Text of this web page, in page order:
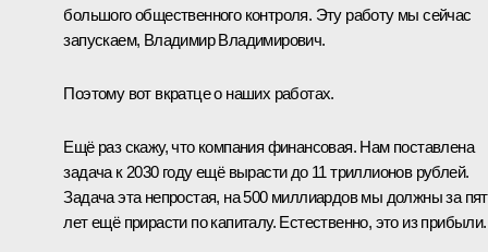
большого общественного контроля. Эту работу мы сейчас
запускаем, Владимир Владимирович.
Поэтому вот вкратце о наших работах.
Ещё раз скажу, что компания финансовая. Нам поставлена
задача к 2030 году ещё вырасти до 11 триллионов рублей.
Задача эта непростая, на 500 миллиардов мы должны за
лет ещё прирасти по капиталу. Естественно, это из прибыли.